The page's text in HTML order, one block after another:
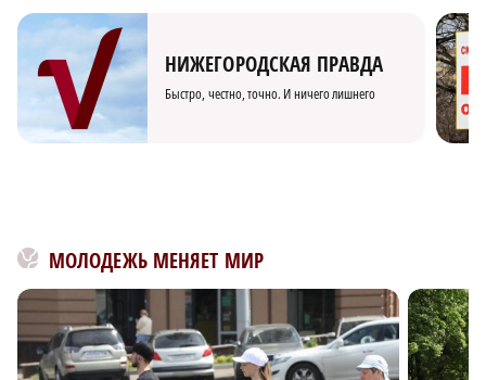
НИЖЕГОРОДСКАЯ ПРАВДА
Быстро, честно, точно. И ничего лишнего
МОЛОДЕЖЬ МЕНЯЕТ МИР